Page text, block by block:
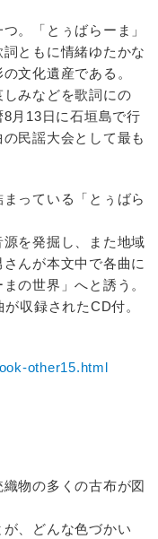
。「とぅばらーま」
ともに情緒ゆたかな
文化遺産である。
みなどを歌詞にの
月13日に石垣島で行
民謡大会として最も
っている「とぅばら
源を発掘し、また地域
んが本文中で各曲に
の世界」へと誘う。
収録されたCD付。
other15.html
物の多くの古布が図
、どんな色づかい